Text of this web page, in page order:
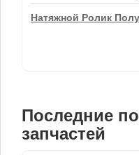
Натяжной Ролик
Последние
запчастей